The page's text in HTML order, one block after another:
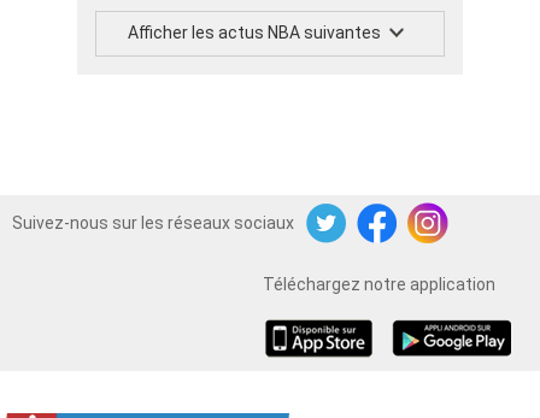
Afficher les actus NBA suivantes
Suivez-nous sur les réseaux sociaux
TwitterFacebookInstagram
Téléchargez notre application